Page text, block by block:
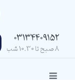
03134409152
8 صبح تا 10.30 شب